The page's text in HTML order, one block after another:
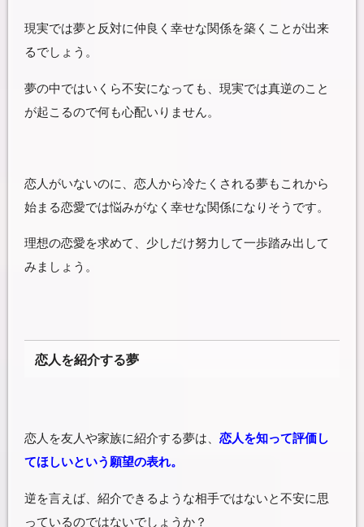
現実では夢と反対に仲良く幸せな関係を築くことが出来
るでしょう。
夢の中ではいくら不安になっても、現実では真逆のこと
が起こるので何も心配いりません。
恋人がいないのに、恋人から冷たくされる夢もこれから
始まる恋愛では悩みがなく幸せな関係になりそうです。
理想の恋愛を求めて、少しだけ努力して一歩踏み出して
みましょう。
恋人を紹介する夢
恋人を友人や家族に紹介する夢は、 恋人を知って評価し
てほしいという願望の表れ。
逆を言えば、紹介できるような相手ではないと不安に思
っているのではないでしょうか？